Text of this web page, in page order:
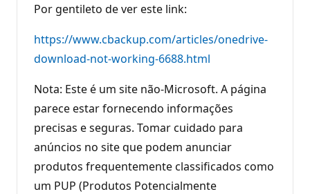
Por gentileto de ver este link:
https://www.cbackup.com/articles/onedrive-
download-not-working-6688.html
Nota: Este é um site não-Microsoft. A página
parece estar fornecendo informações
precisas e seguras. Tomar cuidado para
anúncios no site que podem anunciar
produtos frequentemente classificados como
um PUP (Produtos Potencialmente